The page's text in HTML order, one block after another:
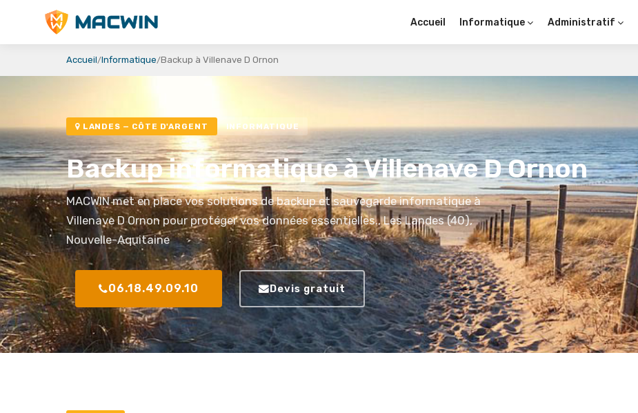
MACWIN Accueil Informatique Administratif
Accueil Informatique Backup à Villenave D Ornon
LANDES — CÔTE D'ARGENT INFORMATIQUE
Backup informatique à Villenave D Ornon
MACWIN met en place vos solutions de backup et sauvegarde informatique à
Villenave D Ornon pour protéger vos données essentielles., Les Landes (40),
Nouvelle-Aquitaine
06.18.49.09.10 Devis gratuit